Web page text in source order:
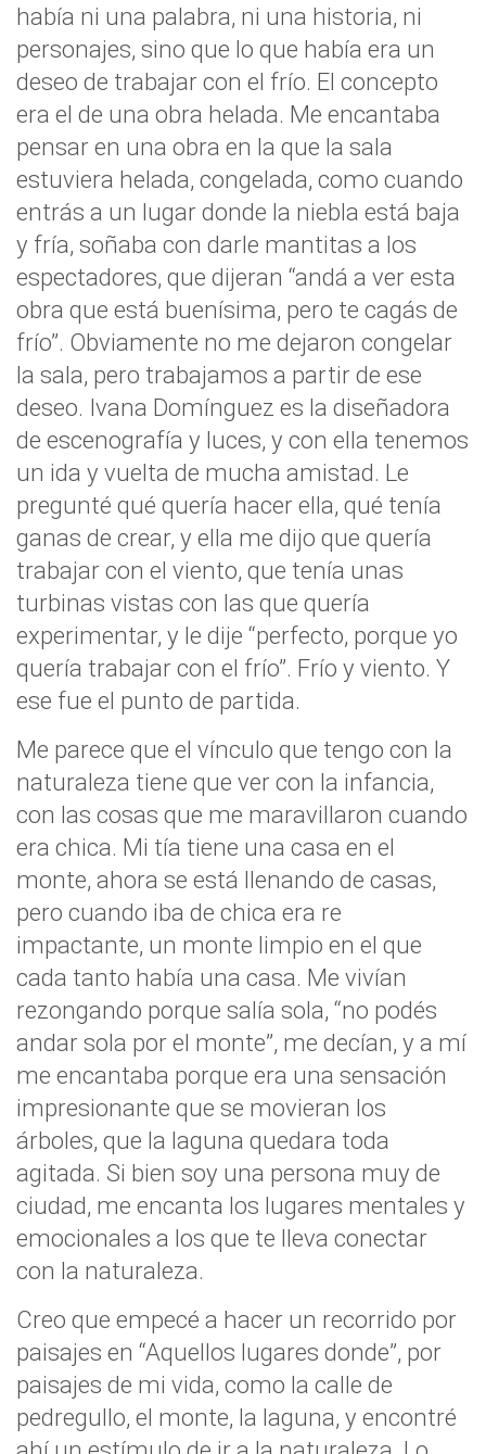
había ni una palabra, ni una historia, ni
personajes, sino que lo que había era un
deseo de trabajar con el frío. El concepto
era el de una obra helada. Me encantaba
pensar en una obra en la que la sala
estuviera helada, congelada, como cuando
entrás a un lugar donde la niebla está baja
y fría, soñaba con darle mantitas a los
espectadores, que dijeran “andá a ver esta
obra que está buenísima, pero te cagás de
frío”. Obviamente no me dejaron congelar
la sala, pero trabajamos a partir de ese
deseo. Ivana Domínguez es la diseñadora
de escenografía y luces, y con ella tenemos
un ida y vuelta de mucha amistad. Le
pregunté qué quería hacer ella, qué tenía
ganas de crear, y ella me dijo que quería
trabajar con el viento, que tenía unas
turbinas vistas con las que quería
experimentar, y le dije “perfecto, porque yo
quería trabajar con el frío”. Frío y viento. Y
ese fue el punto de partida.
Me parece que el vínculo que tengo con la
naturaleza tiene que ver con la infancia,
con las cosas que me maravillaron cuando
era chica. Mi tía tiene una casa en el
monte, ahora se está llenando de casas,
pero cuando iba de chica era re
impactante, un monte limpio en el que
cada tanto había una casa. Me vivían
rezongando porque salía sola, “no podés
andar sola por el monte”, me decían, y a mí
me encantaba porque era una sensación
impresionante que se movieran los
árboles, que la laguna quedara toda
agitada. Si bien soy una persona muy de
ciudad, me encanta los lugares mentales y
emocionales a los que te lleva conectar
con la naturaleza.
Creo que empecé a hacer un recorrido por
paisajes en “Aquellos lugares donde”, por
paisajes de mi vida, como la calle de
pedregullo, el monte, la laguna, y encontré